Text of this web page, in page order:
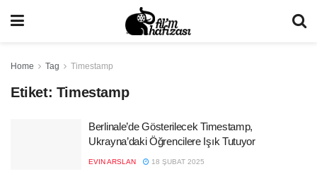
Home Tag Timestamp
Etiket: Timestamp
Berlinale’de Gösterilecek Timestamp,
Ukrayna’daki Öğrencilere Işık Tutuyor
EVIN ARSLAN 18 ŞUBAT 2025